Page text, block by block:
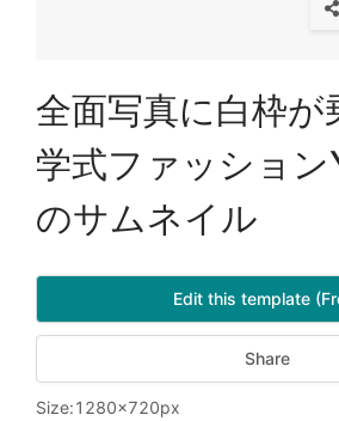
全面写真に白枠が
学式ファッショ
のサムネイル
Edit this template
Share
Size:1280x720px